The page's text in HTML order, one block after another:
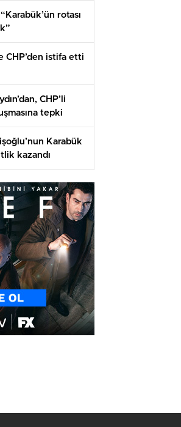
rotası
CHP’den istifa etti
CHP’li
tepki
Karabük
kazandı